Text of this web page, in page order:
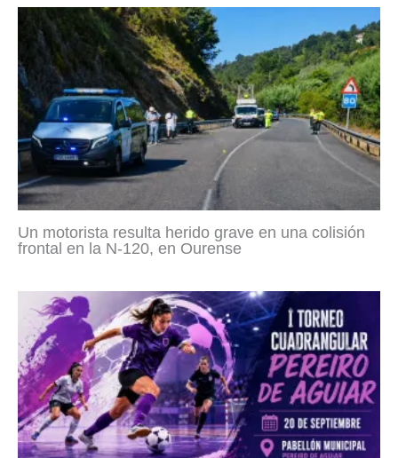
Un motorista resulta herido grave en una colisión
frontal en la N-120, en Ourense